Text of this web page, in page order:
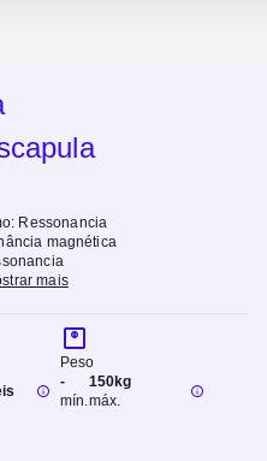
Ressonancia
magnética
mais
Peso
-
mín.
150kg
máx.